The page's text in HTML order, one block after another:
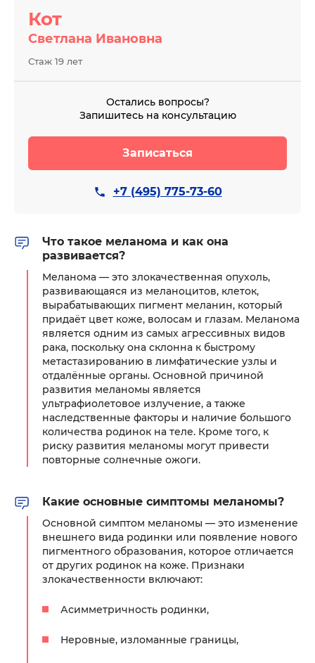
Кот
Светлана Ивановна
Стаж 19 лет
Остались вопросы?
Запишитесь на консультацию
Записаться
+7 (495) 775-73-60
Что такое меланома и как она
развивается?
Меланома — это злокачественная опухоль,
развивающаяся из меланоцитов, клеток,
вырабатывающих пигмент меланин, который
придаёт цвет коже, волосам и глазам. Меланома
является одним из самых агрессивных видов
рака, поскольку она склонна к быстрому
метастазированию в лимфатические узлы и
отдалённые органы. Основной причиной
развития меланомы является
ультрафиолетовое излучение, а также
наследственные факторы и наличие большого
количества родинок на теле. Кроме того, к
риску развития меланомы могут привести
повторные солнечные ожоги.
Какие основные симптомы меланомы?
Основной симптом меланомы — это изменение
внешнего вида родинки или появление нового
пигментного образования, которое отличается
от других родинок на коже. Признаки
злокачественности включают:
Асимметричность родинки,
Неровные, изломанные границы,